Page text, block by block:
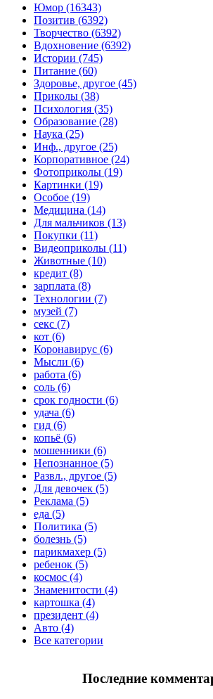
Юмор (16343)
Позитив (6392)
Творчество (6392)
Вдохновение (6392)
Истории (745)
Питание (60)
Здоровье, другое (45)
Приколы (38)
Психология (35)
Образование (28)
Наука (25)
Инф., другое (25)
Корпоративное (24)
Фотоприколы (19)
Картинки (19)
Особое (19)
Медицина (14)
Для мальчиков (13)
Покупки (11)
Видеоприколы (11)
Животные (10)
кредит (8)
зарплата (8)
Технологии (7)
музей (7)
секс (7)
кот (6)
Коронавирус (6)
Мысли (6)
работа (6)
соль (6)
срок годности (6)
удача (6)
гид (6)
копьё (6)
мошенники (6)
Непознанное (5)
Развл., другое (5)
Для девочек (5)
Реклама (5)
еда (5)
Политика (5)
болезнь (5)
парикмахер (5)
ребенок (5)
космос (4)
Знаменитости (4)
картошка (4)
президент (4)
Авто (4)
Все категории
Последние